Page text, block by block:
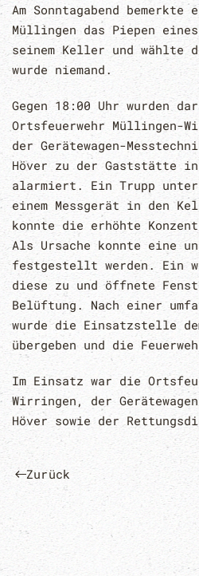
Am Sonntagabend
Müllingen das Piepen
seinem Keller und wählte
wurde niemand.
Gegen 18:00 Uhr wurden
Ortsfeuerwehr Müllingen-
der Gerätewagen-
Höver zu der Gaststätte
alarmiert. Ein Trupp
einem Messgerät in den
konnte die erhöhte
Als Ursache konnte eine
festgestellt werden. Ein
diese zu und öffnete
Belüftung. Nach einer
wurde die Einsatzstelle
übergeben und die
Im Einsatz war die
Wirringen, der
Höver sowie der
Zurück